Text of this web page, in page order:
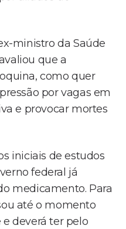
ministro da Saúde
que a
como quer
por vagas em
e provocar mortes
iniciais de estudos
federal já
medicamento. Para
até o momento
deverá ter pelo